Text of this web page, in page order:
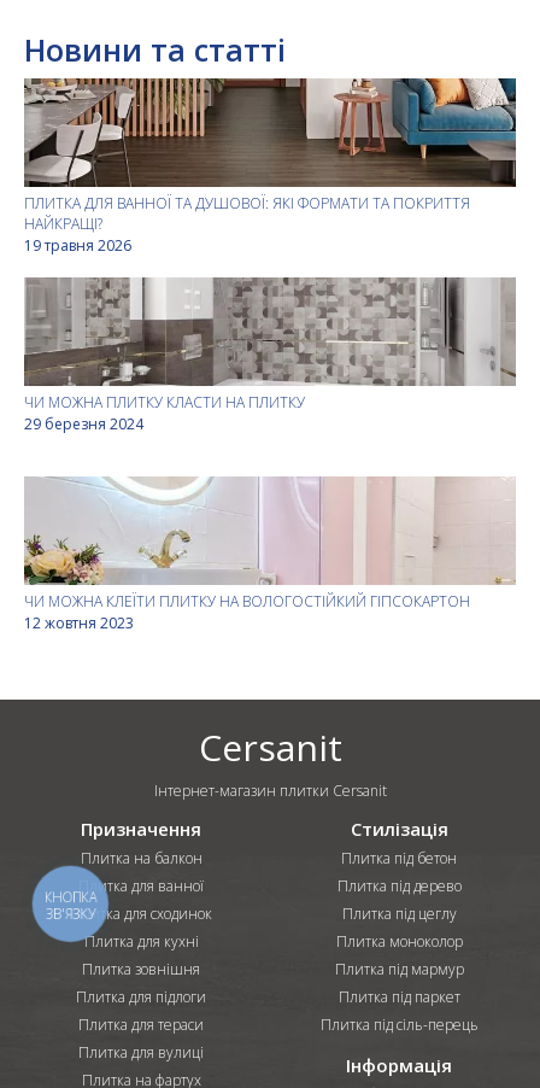
Новини та статті
ПЛИТКА ДЛЯ ВАННОЇ ТА ДУШОВОЇ: ЯКІ ФОРМАТИ ТА ПОКРИТТЯ
НАЙКРАЩІ?
19 травня 2026
ЧИ МОЖНА ПЛИТКУ КЛАСТИ НА ПЛИТКУ
29 березня 2024
ЧИ МОЖНА КЛЕЇТИ ПЛИТКУ НА ВОЛОГОСТІЙКИЙ ГІПСОКАРТОН
12 жовтня 2023
Cersanit
Інтернет-магазин плитки Cersanit
Призначення
Плитка на балкон
Плитка для ванної
Плитка для сходинок
Плитка для кухні
Плитка зовнішня
Плитка для підлоги
Плитка для тераси
Плитка для вулиці
Плитка на фартух
Стилізація
Плитка під бетон
Плитка під дерево
Плитка під цеглу
Плитка моноколор
Плитка під мармур
Плитка під паркет
Плитка під сіль-перець
Інформація
КНОПКА
ЗВ'ЯЗКУ